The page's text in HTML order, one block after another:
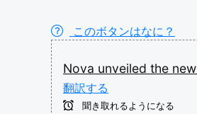
このボタンはなに？
Nova unveiled the new
翻訳する
聞き取れるようになる